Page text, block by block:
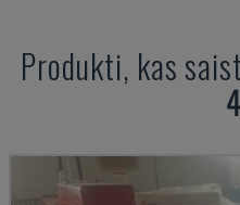
Produkti, kas